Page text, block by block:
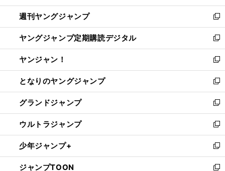
開
く
ウ
で
開
く
ン
ド
ウ
で
開
く
ウ
ィ
ン
ド
ウ
で
開
く
週刊ヤングジャンプ
新
し
い
ウ
ィ
ン
ド
ウ
で
開
く
ヤングジャンプ定期購読デジタル
新
し
い
ウ
ィ
ン
ド
ウ
で
開
く
ヤンジャン！
新
し
い
ウ
ィ
ン
ド
ウ
で
開
く
となりのヤングジャンプ
新
し
い
ウ
ィ
ン
ド
ウ
で
グランドジャンプ
新
し
い
ウ
ィ
ン
ド
ウルトラジャンプ
新
し
い
ウ
ィ
少年ジャンプ+
新
し
い
ジャンプTOON